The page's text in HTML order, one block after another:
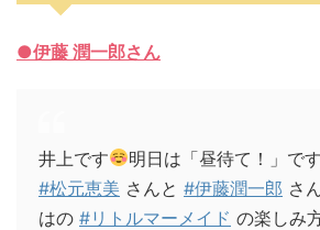
●伊藤 潤一郎さん
井上です 明日は「昼待て！」で
#松元恵美 さんと #伊藤潤一郎 さ
はの #リトルマーメイド の楽しみ